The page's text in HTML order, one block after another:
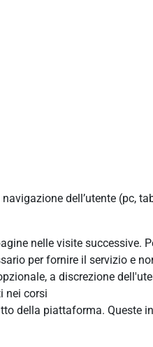
dell’utente (pc,
nelle visite successive.
per fornire il servizio e
a discrezione
nei corsi
della piattaforma. Queste